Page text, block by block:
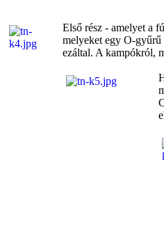
Első rész - amelyet a
melyeket egy O-gyűrű
ezáltal. A kampókról,